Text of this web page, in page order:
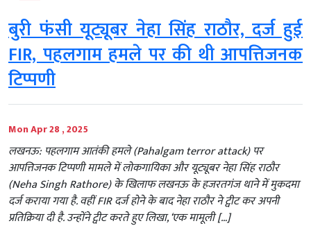
बुरी फंसी यूट्यूबर नेहा सिंह राठौर, दर्ज हुई
FIR, पहलगाम हमले पर की थी आपत्तिजनक
टिप्पणी
Mon Apr 28 , 2025
लखनऊ: पहलगाम आतंकी हमले (Pahalgam terror attack) पर
आपत्तिजनक टिप्पणी मामले में लोकगायिका और यूट्यूबर नेहा सिंह राठौर
(Neha Singh Rathore) के खिलाफ लखनऊ के हजरतगंज थाने में मुकदमा
दर्ज कराया गया है. वहीं FIR दर्ज होने के बाद नेहा राठौर ने ट्वीट कर अपनी
प्रतिक्रिया दी है. उन्होंने ट्वीट करते हुए लिखा, ‘एक मामूली […]